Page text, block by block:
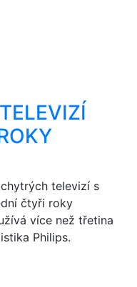
televizí s
čtyři roky
více než třetina
Philips.